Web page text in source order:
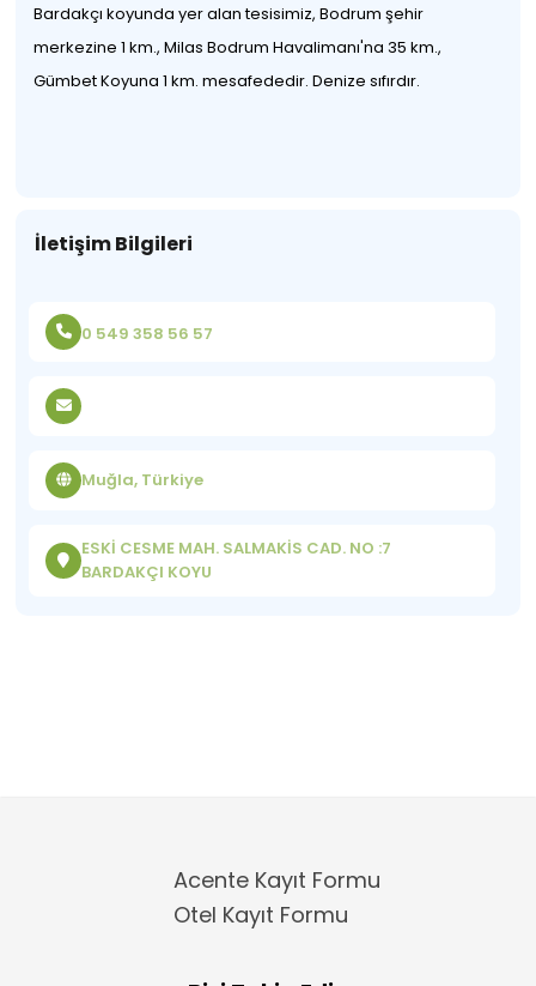
Bardakçı koyunda yer alan tesisimiz, Bodrum şehir
merkezine 1 km., Milas Bodrum Havalimanı'na 35 km.,
Gümbet Koyuna 1 km. mesafededir. Denize sıfırdır.
İletişim Bilgileri
0 549 358 56 57
Muğla, Türkiye
ESKİ CESME MAH. SALMAKİS CAD. NO :7
BARDAKÇI KOYU
Acente Kayıt Formu
Otel Kayıt Formu